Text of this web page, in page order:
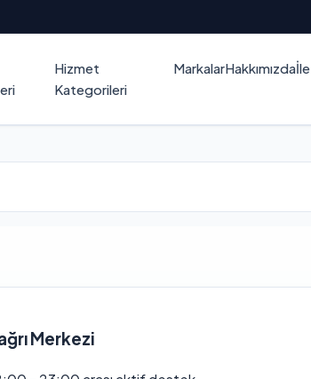
Hizmet
Kategorileri
MarkalarHakkımızda
Merkezi